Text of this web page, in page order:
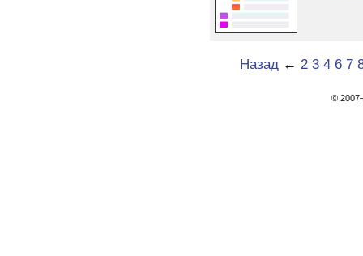
Назад← 2 3 4 6 7
©